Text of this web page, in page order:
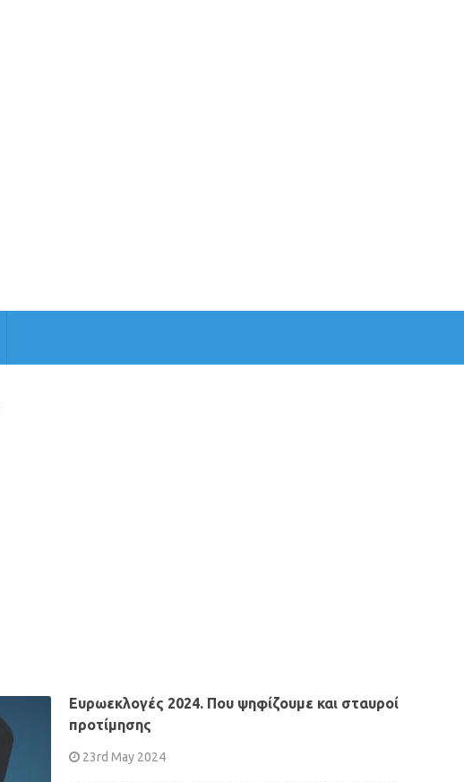
Ευρωεκλογές 2024. Που ψηφίζουμε και σταυροί
προτίμησης
23rd May 2024